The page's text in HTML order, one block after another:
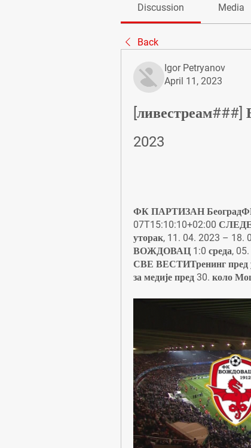
Discussion Media
Back
Igor Petryanov
April 11, 2023
2023
ФК ПАРТИЗАН
07T15:10:10+02:00
уторак, 11. 04. 2023 –
ВОЖДОВАЦ 1:0 среда,
СВЕ ВЕСТИТренинг пред
за медије пред 30. коло